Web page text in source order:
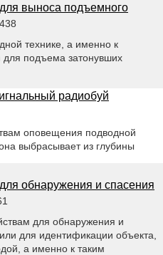
выноса подъемного
технике, а именно к
для подъема затонувших
радиобуй
оповещения подводной
выбрасывает из глубины
обнаружения и спасения
для обнаружения и
для идентификации объекта,
а именно к таким